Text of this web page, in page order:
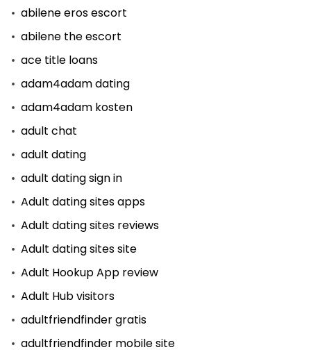
abilene eros escort
abilene the escort
ace title loans
adam4adam dating
adam4adam kosten
adult chat
adult dating
adult dating sign in
Adult dating sites apps
Adult dating sites reviews
Adult dating sites site
Adult Hookup App review
Adult Hub visitors
adultfriendfinder gratis
adultfriendfinder mobile site